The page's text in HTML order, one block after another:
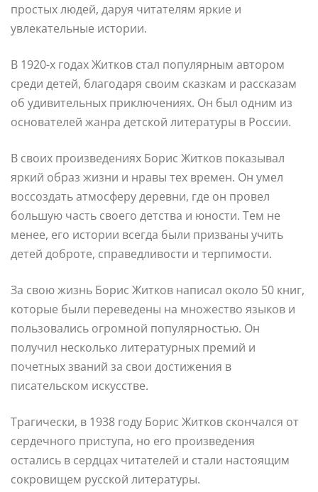
простых людей, даруя читателям яркие и
увлекательные истории.
В 1920-х годах Житков стал популярным автором
среди детей, благодаря своим сказкам и рассказам
об удивительных приключениях. Он был одним из
основателей жанра детской литературы в России.
В своих произведениях Борис Житков показывал
яркий образ жизни и нравы тех времен. Он умел
воссоздать атмосферу деревни, где он провел
большую часть своего детства и юности. Тем не
менее, его истории всегда были призваны учить
детей доброте, справедливости и терпимости.
За свою жизнь Борис Житков написал около 50 книг,
которые были переведены на множество языков и
пользовались огромной популярностью. Он
получил несколько литературных премий и
почетных званий за свои достижения в
писательском искусстве.
Трагически, в 1938 году Борис Житков скончался от
сердечного приступа, но его произведения
остались в сердцах читателей и стали настоящим
сокровищем русской литературы.